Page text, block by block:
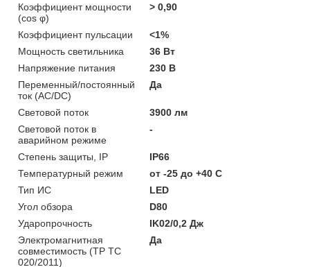
Коэффициент мощности
(cos φ)
> 0,90
Коэффициент пульсации
<1%
Мощность светильника
36 Вт
Напряжение питания
230 В
Переменный/постоянный
ток (AC/DC)
Да
Световой поток
3900 лм
Световой поток в
аварийном режиме
-
Степень защиты, IP
IP66
Температурный режим
от -25 до +40 C
Тип ИС
LED
Угол обзора
D80
Ударопрочность
IK02/0,2 Дж
Электромагнитная
совместимость (ТР ТС
020/2011)
Да